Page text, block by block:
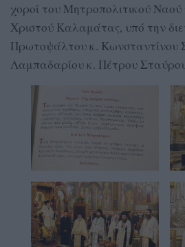
χοροί του Μητροπολιτικού
Χριστού Καλαμάτας, υπό την
Πρωτοψάλτου κ. Κωνσταντίνου
Λαμπαδαρίου κ. Πέτρου